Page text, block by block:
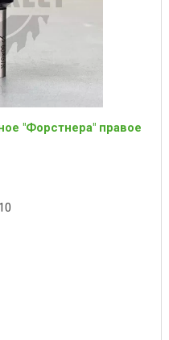
"Форстнера" правое